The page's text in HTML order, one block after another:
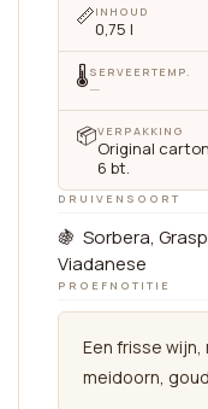
📏INHOUD
0,75 l
🌡SERVEERTEMP.
—
📦VERPAKKING
Original
6 bt.
DRUIVENSOORT
🍇 Sorbera,
Viadanese
PROEFNOTITIE
Een frisse
meidoorn,